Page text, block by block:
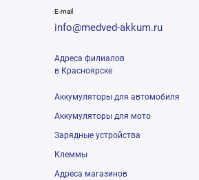
E-mail
info@medved-akkum.ru
Адреса филиалов
в Красноярске
Аккумуляторы для автомобиля
Аккумуляторы для мото
Зарядные устройства
Клеммы
Адреса магазинов